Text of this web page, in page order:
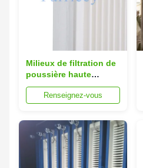
Milieux de filtration de
poussière haute
performance pour
applications
Renseignez-vous